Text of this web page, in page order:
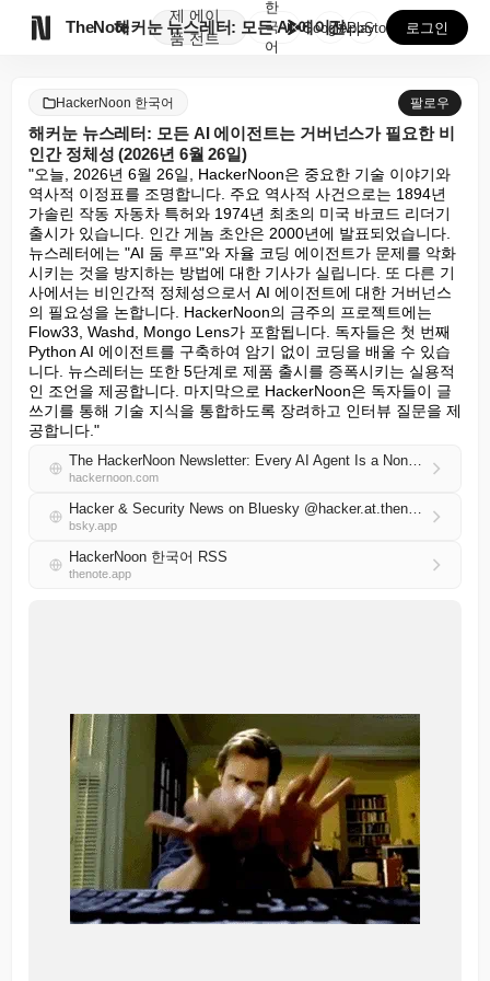
TheNote
제
품
에이
전트
해커눈 뉴스레터: 모든 AI 에이전트는 거버넌스가 필요...
한
국
어
GooglePlay
AppStore 로그인
HackerNoon 한국어 팔로우
해커눈 뉴스레터: 모든 AI 에이전트는 거버넌스가 필요한 비
인간 정체성 (2026년 6월 26일)
"오늘, 2026년 6월 26일, HackerNoon은 중요한 기술 이야기와
역사적 이정표를 조명합니다. 주요 역사적 사건으로는 1894년
가솔린 작동 자동차 특허와 1974년 최초의 미국 바코드 리더기
출시가 있습니다. 인간 게놈 초안은 2000년에 발표되었습니다.
뉴스레터에는 "AI 둠 루프"와 자율 코딩 에이전트가 문제를 악화
시키는 것을 방지하는 방법에 대한 기사가 실립니다. 또 다른 기
사에서는 비인간적 정체성으로서 AI 에이전트에 대한 거버넌스
의 필요성을 논합니다. HackerNoon의 금주의 프로젝트에는
Flow33, Washd, Mongo Lens가 포함됩니다. 독자들은 첫 번째
Python AI 에이전트를 구축하여 암기 없이 코딩을 배울 수 있습
니다. 뉴스레터는 또한 5단계로 제품 출시를 증폭시키는 실용적
인 조언을 제공합니다. 마지막으로 HackerNoon은 독자들이 글
쓰기를 통해 기술 지식을 통합하도록 장려하고 인터뷰 질문을 제
공합니다."
The HackerNoon Newsletter: Every AI Agent Is a Non-Human Identity That Needs Governance (6/26/2026)
hackernoon.com
Hacker & Security News on Bluesky @hacker.at.thenote.app
bsky.app
HackerNoon 한국어 RSS
thenote.app